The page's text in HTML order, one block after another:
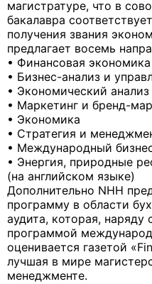
магистратуре, что в
бакалавра
получения звания
предлагает восемь
• Финансовая экономика
• Бизнес-анализ и
• Экономический анализ
• Маркетинг и бренд-
• Экономика
• Стратегия и
• Международный
• Энергия, природные
(на английском языке)
Дополнительно NHH
программу в области
аудита, которая, наряду
программой
оценивается газетой
лучшая в мире
менеджменте.